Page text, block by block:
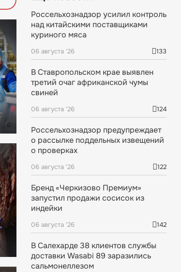
Россельхознадзор усилил контроль
над китайскими поставщиками
куриного мяса
06 августа '26 133
В Ставропольском крае выявлен
третий очаг африканской чумы
свиней
06 августа '26 124
Россельхознадзор предупреждает
о рассылке поддельных извещений
о проверках
06 августа '26 122
Бренд «Черкизово Премиум»
запустил продажи сосисок из
индейки
06 августа '26 142
В Салехарде 38 клиентов службы
доставки Wasabi 89 заразились
сальмонеллезом